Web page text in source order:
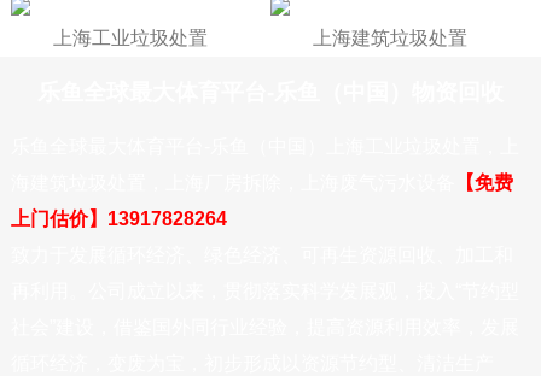
上海工业垃圾处置 上海建筑垃圾处置
【免费
上门估价】13917828264